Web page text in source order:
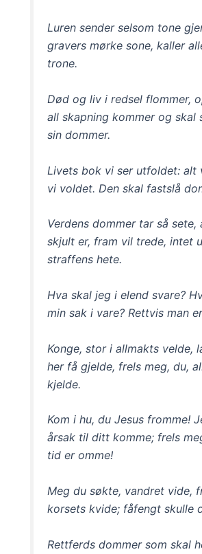
Luren sender selsom tone
gravers mørke sone, kaller
trone.
Død og liv i redsel flommer,
all skapning kommer og skal
sin dommer.
Livets bok vi ser utfoldet: alt
vi voldet. Den skal fastslå
Verdens dommer tar så sete,
skjult er, fram vil trede, intet
straffens hete.
Hva skal jeg i elend svare?
min sak i vare? Rettvis man
Konge, stor i allmakts velde,
her få gjelde, frels meg, du,
kjelde.
Kom i hu, du Jesus fromme!
årsak til ditt komme; frels
tid er omme!
Meg du søkte, vandret vide,
korsets kvide; fåfengt skulle
Rettferds dommer som skal